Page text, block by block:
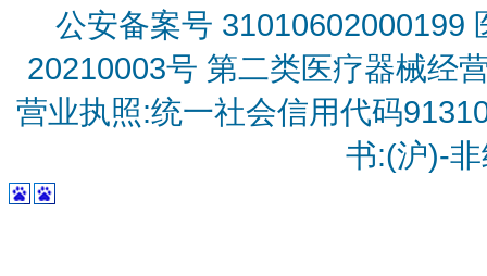
公安备案号 31010602000199
20210003号 第二类医疗器械经
营业执照:统一社会信用代码
书:(沪)-